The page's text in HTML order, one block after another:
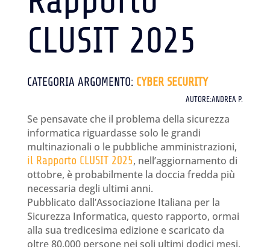
CLUSIT 2025
CATEGORIA ARGOMENTO: CYBER SECURITY
AUTORE:ANDREA P.
Se pensavate che il problema della sicurezza
informatica riguardasse solo le grandi
multinazionali o le pubbliche amministrazioni,
il Rapporto CLUSIT 2025, nell’aggiornamento di
ottobre, è probabilmente la doccia fredda più
necessaria degli ultimi anni.
Pubblicato dall’Associazione Italiana per la
Sicurezza Informatica, questo rapporto, ormai
alla sua tredicesima edizione e scaricato da
oltre 80.000 persone nei soli ultimi dodici mesi,